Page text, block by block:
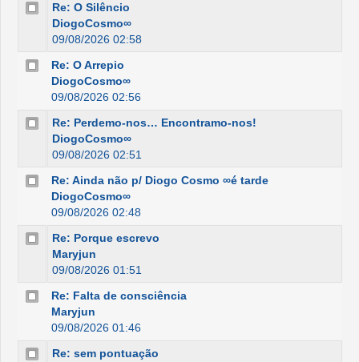
Re: O Silêncio
DiogoCosmo∞
09/08/2026 02:58
Re: O Arrepio
DiogoCosmo∞
09/08/2026 02:56
Re: Perdemo-nos… Encontramo-nos!
DiogoCosmo∞
09/08/2026 02:51
Re: Ainda não p/ Diogo Cosmo ∞é tarde
DiogoCosmo∞
09/08/2026 02:48
Re: Porque escrevo
Maryjun
09/08/2026 01:51
Re: Falta de consciência
Maryjun
09/08/2026 01:46
Re: sem pontuação